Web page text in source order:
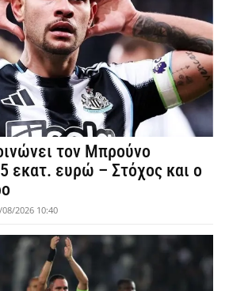
τον Μπρούνο
εκατ. ευρώ – Στόχος και ο
2026 10:40